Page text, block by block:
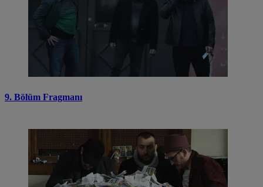
9. Bölüm Fragmanı